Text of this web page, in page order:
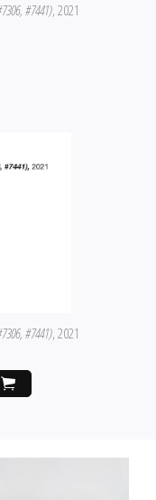
#7441), 2021
#7441), 2021